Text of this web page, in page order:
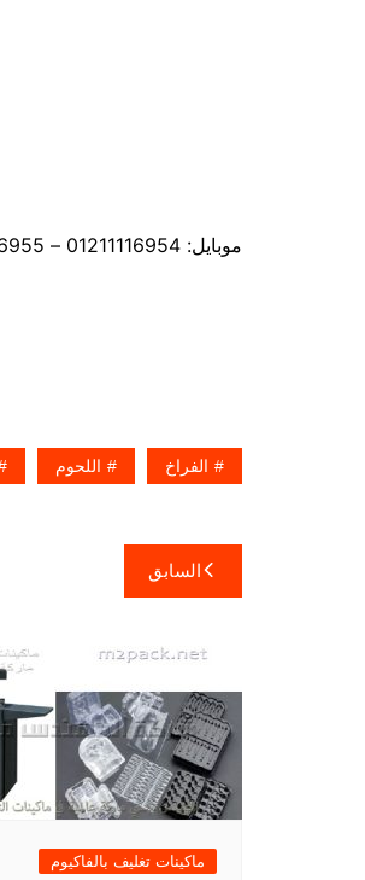
الفراخ اللحوم
تصفّح
المقالات
السابق
ماكينات تغليف بالفاكيوم